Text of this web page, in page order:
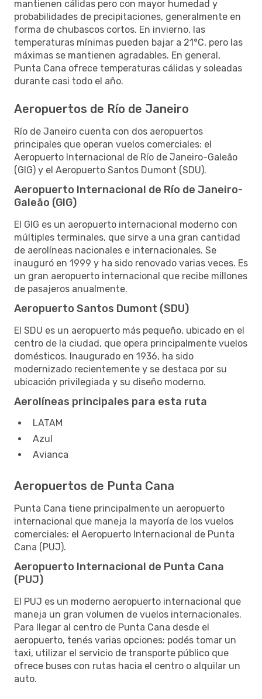
mantienen cálidas pero con mayor humedad y
probabilidades de precipitaciones, generalmente en
forma de chubascos cortos. En invierno, las
temperaturas mínimas pueden bajar a 21°C, pero las
máximas se mantienen agradables. En general,
Punta Cana ofrece temperaturas cálidas y soleadas
durante casi todo el año.
Aeropuertos de Río de Janeiro
Río de Janeiro cuenta con dos aeropuertos
principales que operan vuelos comerciales: el
Aeropuerto Internacional de Río de Janeiro-Galeão
(GIG) y el Aeropuerto Santos Dumont (SDU).
Aeropuerto Internacional de Río de Janeiro-
Galeão (GIG)
El GIG es un aeropuerto internacional moderno con
múltiples terminales, que sirve a una gran cantidad
de aerolíneas nacionales e internacionales. Se
inauguró en 1999 y ha sido renovado varias veces. Es
un gran aeropuerto internacional que recibe millones
de pasajeros anualmente.
Aeropuerto Santos Dumont (SDU)
El SDU es un aeropuerto más pequeño, ubicado en el
centro de la ciudad, que opera principalmente vuelos
domésticos. Inaugurado en 1936, ha sido
modernizado recientemente y se destaca por su
ubicación privilegiada y su diseño moderno.
Aerolíneas principales para esta ruta
LATAM
Azul
Avianca
Aeropuertos de Punta Cana
Punta Cana tiene principalmente un aeropuerto
internacional que maneja la mayoría de los vuelos
comerciales: el Aeropuerto Internacional de Punta
Cana (PUJ).
Aeropuerto Internacional de Punta Cana
(PUJ)
El PUJ es un moderno aeropuerto internacional que
maneja un gran volumen de vuelos internacionales.
Para llegar al centro de Punta Cana desde el
aeropuerto, tenés varias opciones: podés tomar un
taxi, utilizar el servicio de transporte público que
ofrece buses con rutas hacia el centro o alquilar un
auto.